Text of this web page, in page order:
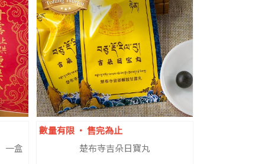
一盒
數量有限 ‧ 售完為止
楚布寺吉朵日寶丸